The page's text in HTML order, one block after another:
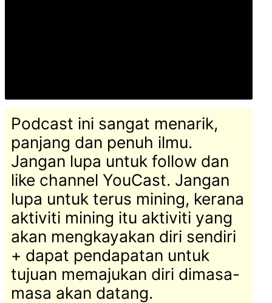
Podcast ini sangat menarik,
panjang dan penuh ilmu.
Jangan lupa untuk follow dan
like channel YouCast. Jangan
lupa untuk terus mining, kerana
aktiviti mining itu aktiviti yang
akan mengkayakan diri sendiri
+ dapat pendapatan untuk
tujuan memajukan diri dimasa-
masa akan datang.